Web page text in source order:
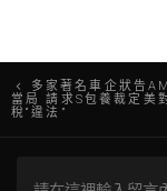
文
章
導
多家著名車企狀告
當局 請求S包養裁定美
稅“違法”